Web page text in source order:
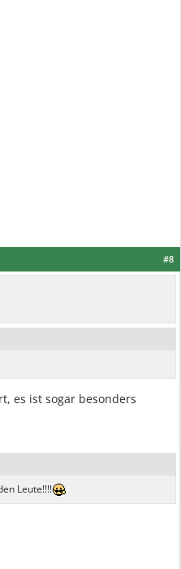
#8
es ist sogar besonders
Leute!!!!